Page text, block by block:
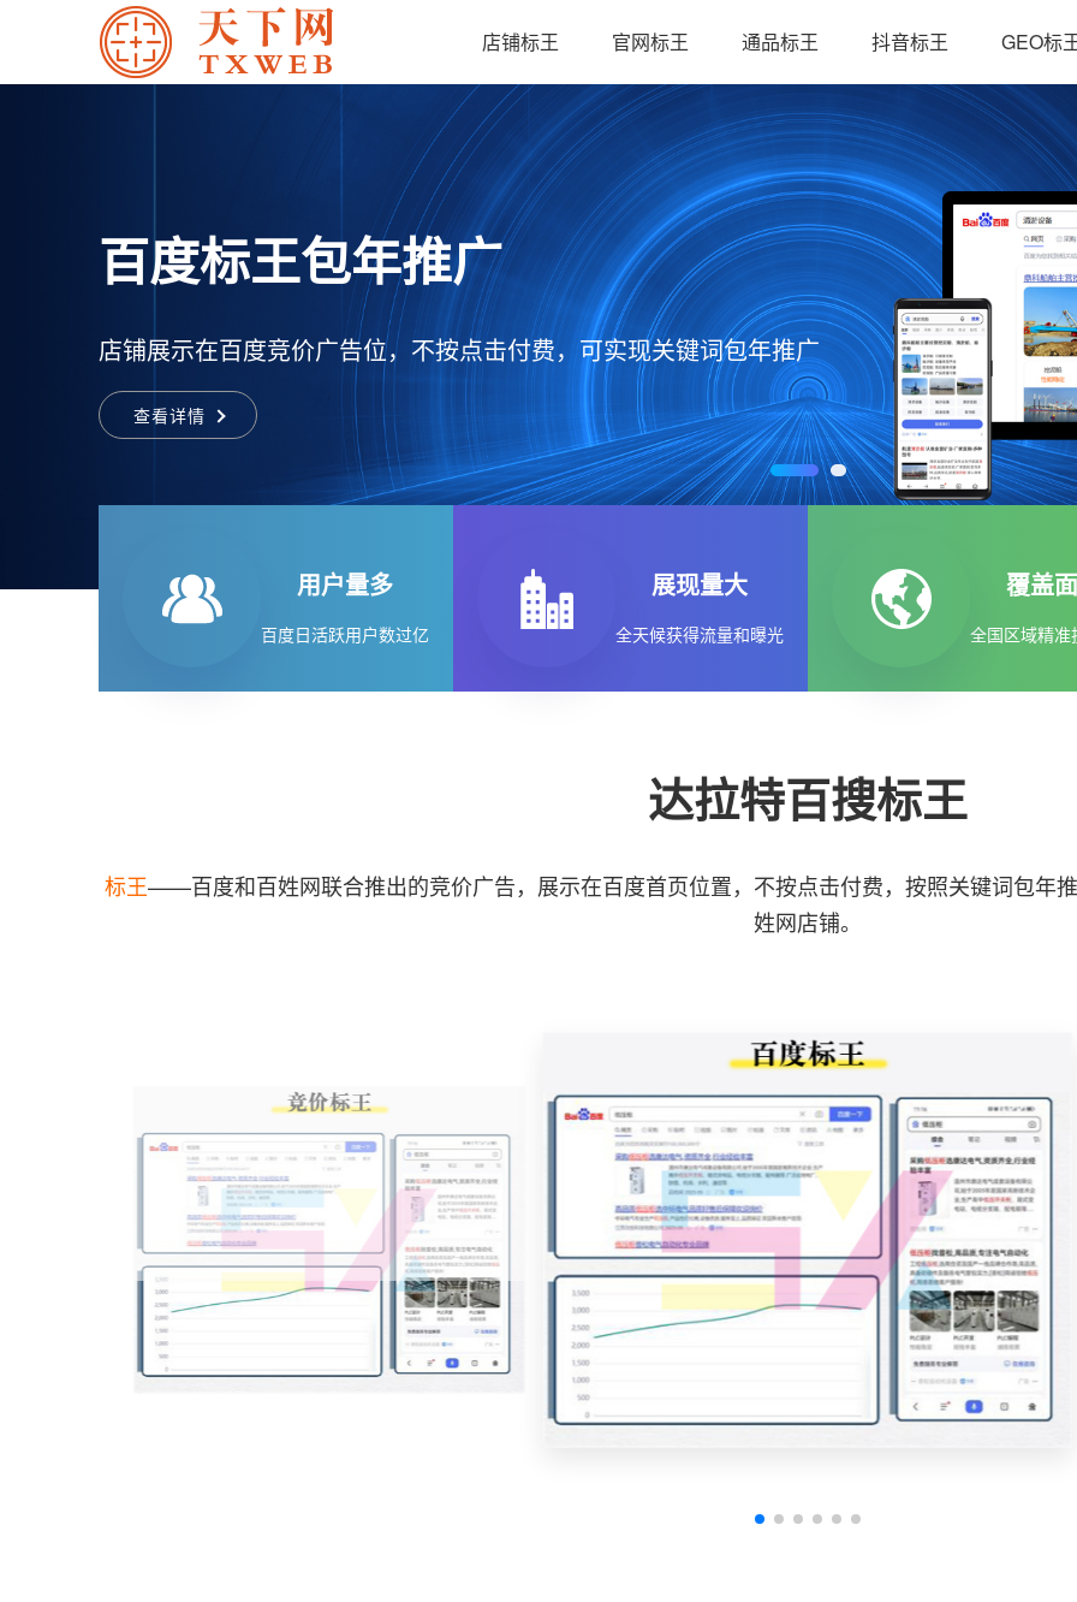
店铺标王 官网标王 通品标王 抖音标王 GEO标
百搜标王包年推广
用户量多
百度日活跃用户数过亿
展现量大
全天候获得流量和曝光
覆盖
全国区域精准
达拉特百搜标王
标王——百度和百姓网联合推出的竞价广告，展示在百度首页位置，不按点击付费，按照关键词包年
姓网店铺。